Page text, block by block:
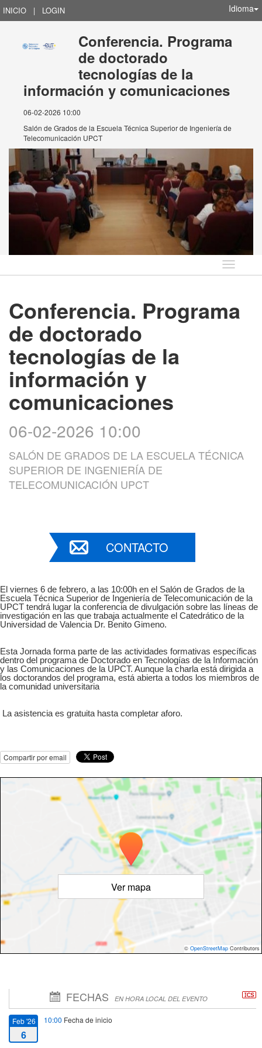
INICIO | LOGIN Idioma
Conferencia. Programa
de doctorado
tecnologías de la
información y comunicaciones
06-02-2026 10:00
Salón de Grados de la Escuela Técnica Superior de Ingeniería de
Telecomunicación UPCT
Idioma
Conferencia. Programa
de doctorado
tecnologías de la
información y
comunicaciones
06-02-2026 10:00
SALÓN DE GRADOS DE LA ESCUELA TÉCNICA
SUPERIOR DE INGENIERÍA DE
TELECOMUNICACIÓN UPCT
CONTACTO
El viernes 6 de febrero, a las 10:00h en el Salón de Grados de la
Escuela Técnica Superior de Ingeniería de Telecomunicación de la
UPCT tendrá lugar la conferencia de divulgación sobre las líneas de
investigación en las que trabaja actualmente el Catedrático de la
Universidad de Valencia Dr. Benito Gimeno.
Esta Jornada forma parte de las actividades formativas específicas
dentro del programa de Doctorado en Tecnologías de la Información
y las Comunicaciones de la UPCT. Aunque la charla está dirigida a
los doctorandos del programa, está abierta a todos los miembros de
la comunidad universitaria
La asistencia es gratuita hasta completar aforo.
Compartir por email
Ver mapa
© OpenStreetMap Contributors
FECHAS EN HORA LOCAL DEL EVENTO
Feb '26
6
10:00 Fecha de inicio